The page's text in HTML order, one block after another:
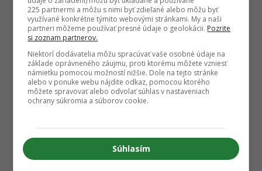
225 partnermi a môžu s nimi byť zdieľané alebo môžu byť
využívané konkrétne týmito webovými stránkami. My a naši
partneri môžeme používať presné údaje o geolokácii. Pozrite
si zoznam partnerov.
Niektorí dodávatelia môžu spracúvať vaše osobné údaje na
základe oprávneného záujmu, proti ktorému môžete vzniesť
námietku pomocou možností nižšie. Dole na tejto stránke
alebo v ponuke webu nájdite odkaz, pomocou ktorého
môžete spravovať alebo odvolať súhlas v nastaveniach
ochrany súkromia a súborov cookie.
Súhlasím